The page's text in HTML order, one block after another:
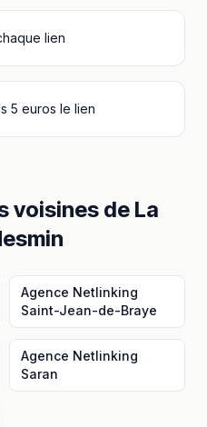
lien
5 euros le lien
voisines de La
Agence Netlinking
Saint-Jean-de-Braye
Agence Netlinking
Saran